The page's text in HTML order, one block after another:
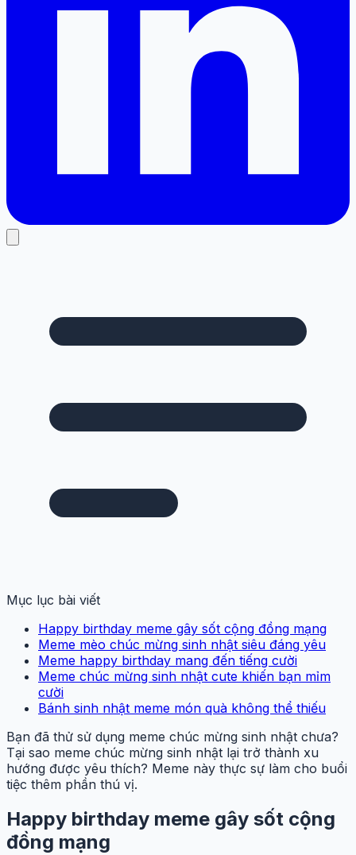
Mục lục bài viết
Happy birthday meme gây sốt cộng đồng mạng
Meme mèo chúc mừng sinh nhật siêu đáng yêu
Meme happy birthday mang đến tiếng cười
Meme chúc mừng sinh nhật cute khiến bạn mỉm
cười
Bánh sinh nhật meme món quà không thể thiếu
Bạn đã thử sử dụng meme chúc mừng sinh nhật chưa?
Tại sao meme chúc mừng sinh nhật lại trở thành xu
hướng được yêu thích? Meme này thực sự làm cho buổi
tiệc thêm phần thú vị.
Happy birthday meme gây sốt cộng
đồng mạng